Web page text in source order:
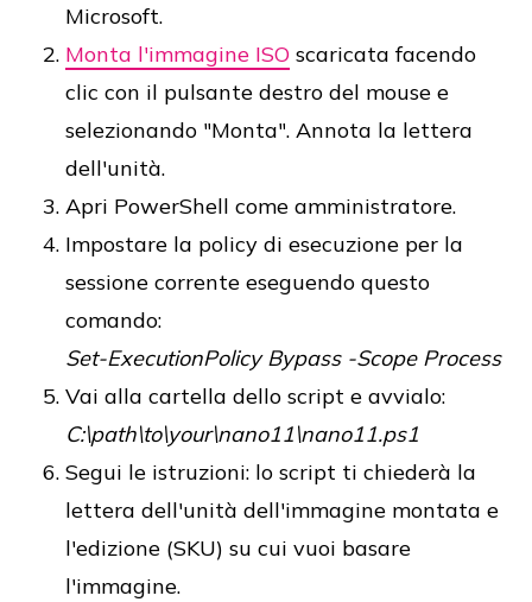
Microsoft.
Monta l'immagine ISO scaricata facendo
clic con il pulsante destro del mouse e
selezionando "Monta". Annota la lettera
dell'unità.
Apri PowerShell come amministratore.
Impostare la policy di esecuzione per la
sessione corrente eseguendo questo
comando:
Set-ExecutionPolicy Bypass -Scope Process
Vai alla cartella dello script e avvialo:
C:\path\to\your\nano11\nano11.ps1
Segui le istruzioni: lo script ti chiederà la
lettera dell'unità dell'immagine montata e
l'edizione (SKU) su cui vuoi basare
l'immagine.